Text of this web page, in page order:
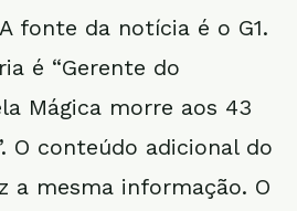
fonte da notícia é o G1.
é “Gerente do
Mágica morre aos 43
O conteúdo adicional do
a mesma informação. O